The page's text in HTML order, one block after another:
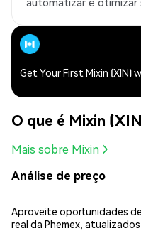
Get Your First Mixin (XIN)
O que é Mixin
Mais sobre Mixin
Análise de preço
Aproveite oportunidades
real da Phemex, atualizados